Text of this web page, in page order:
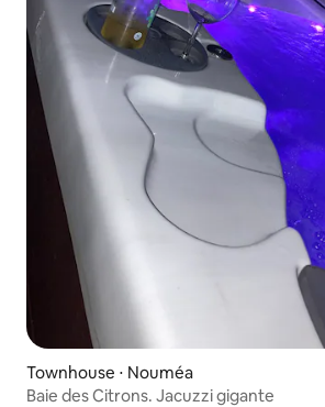
Townhouse ⋅ Nouméa
Baie des Citrons. Jacuzzi gigante